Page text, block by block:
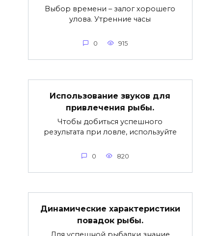
Выбор времени – залог хорошего
улова. Утренние часы
0 915
Использование звуков для
привлечения рыбы.
Чтобы добиться успешного
результата при ловле, используйте
0 820
Динамические характеристики
повадок рыбы.